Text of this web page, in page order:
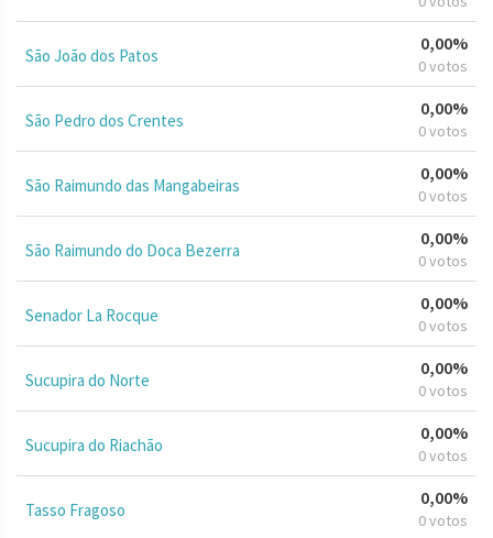
São João dos Patos
0,00%
0 votos
São Pedro dos Crentes
0,00%
0 votos
São Raimundo das Mangabeiras
0,00%
0 votos
São Raimundo do Doca Bezerra
0,00%
0 votos
Senador La Rocque
0,00%
0 votos
Sucupira do Norte
0,00%
0 votos
Sucupira do Riachão
0,00%
0 votos
Tasso Fragoso
0,00%
0 votos